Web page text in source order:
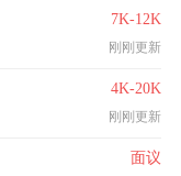
7K-12K
刚刚更新
4K-20K
刚刚更新
面议